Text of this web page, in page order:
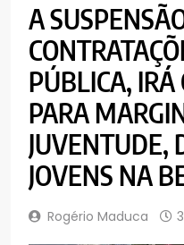
A
PÚBLICA,
PARA
JUVENTUDE,
JOVENS NA
Rogério Maduca